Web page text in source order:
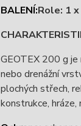
BALENÍ:Role: 1
GEOTEX 200 g
nebo drenážní
plochých střech,
konstrukce, hráze,